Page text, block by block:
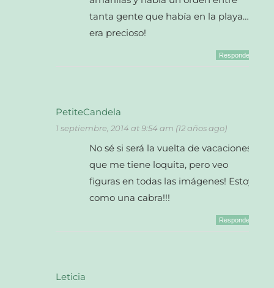
tanta gente que había en la playa…
era precioso!
Responder
PetiteCandela
1 septiembre, 2014 at 9:54 am (12 años ago)
No sé si será la vuelta de vacaciones
que me tiene loquita, pero veo
figuras en todas las imágenes! Estoy
como una cabra!!!
Responder
Leticia